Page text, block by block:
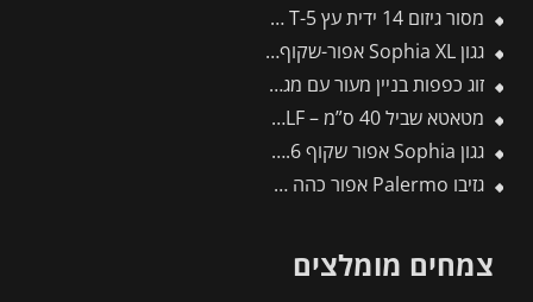
מסור גיזום 14 ידית עץ T-5 -תבור
גגון Sophia XL אפור-שקוף 1.4X2.9 עיצוב מודרני מבית פלרם – Canopia
זוג כפפות בניין מעור עם מגן ורידים CUT
מטאטא שביל 40 ס”מ – SB400M – WOLF
גגון Sophia אפור שקוף 1X1.6 עם קיר צד אחד מבית פלרם – Canopia
גזיבו Palermo אפור כהה 4.3X4.3 מבית פלרם – Canopia
צמחים מומלצים